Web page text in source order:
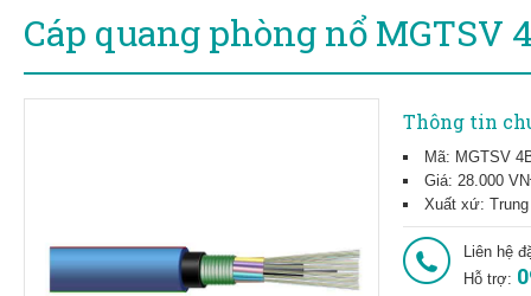
Cáp quang phòng nổ MGTSV
Thông tin
Mã: MGTSV
Giá: 28.000
Xuất xứ:
Liên hệ
Hỗ trợ: